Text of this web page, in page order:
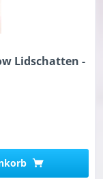
Lidschatten -